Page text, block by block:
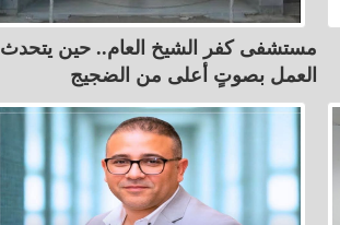
مستشفى كفر الشيخ العام.. حين يتحدث
العمل بصوتٍ أعلى من الضجيج